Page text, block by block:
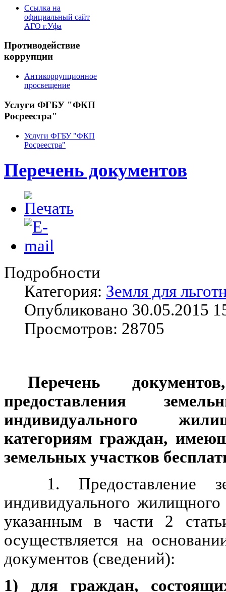
Ссылка на
официальный сайт
АГО г.Уфа
Противодействие
коррупции
Антикоррупционное
просвещение
Услуги ФГБУ "ФКП
Росреестра"
Услуги ФГБУ "ФКП
Росреестра"
Перечень документов
Подробности
Категория: Земля для
Опубликовано 30.05.2015
Просмотров: 28705
Перечень
предоставления
индивидуального
категориям граждан,
земельных участков
1. Предоставление
индивидуального жилищного
указанным в части 2
осуществляется на
документов (сведений):
1) дляграждан,